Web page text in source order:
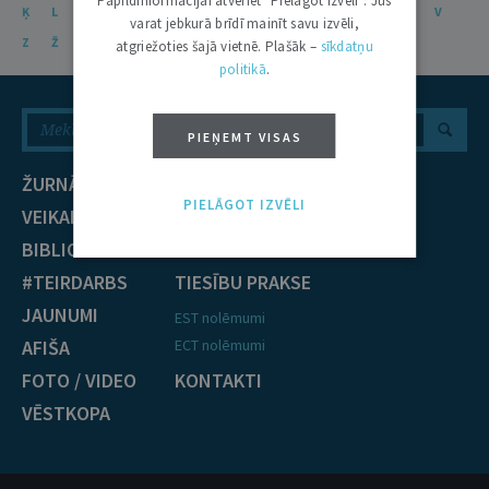
Ķ
L M
V
Z
Ž
ŽURNĀLS
VEIKALS
BIBLIOTĒKA
#TEIRDARBS
JAUNUMI
AFIŠA
FOTO / VIDEO
VĒSTKOPA
TIESĪBU PRAKSE
EST nolēmumi
ECT nolēmumi
KONTAKTI
varat jebkurā brīdī mainīt savu izvēli,
atgriežoties šajā vietnē. Plašāk – sīkdatņu
politikā.
PIEŅEMT VISAS
PIELĀGOT IZVĒLI